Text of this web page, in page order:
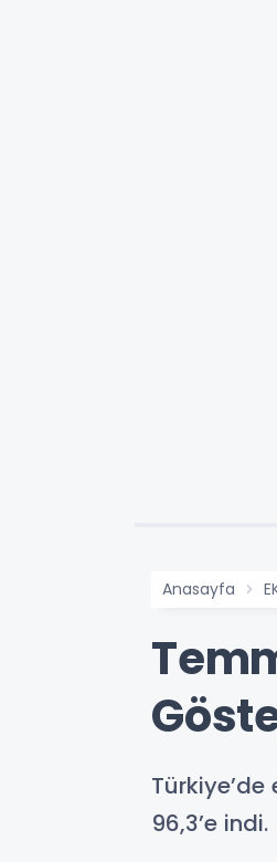
Anasayfa
96,3’e indi.